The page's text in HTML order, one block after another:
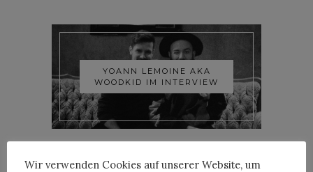
YOANN LEMOINE AKA
WOODKID IM INTERVIEW
Wir verwenden Cookies auf unserer Website, um